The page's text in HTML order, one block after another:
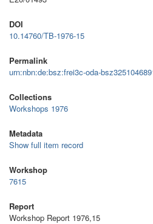
DOI
10.14760/TB-1976-15
Permalink
urn:nbn:de:bsz:frei3c-oda-
Collections
Workshops 1976
Metadata
Show full item record
Workshop
7615
Report
Workshop Report 1976,15